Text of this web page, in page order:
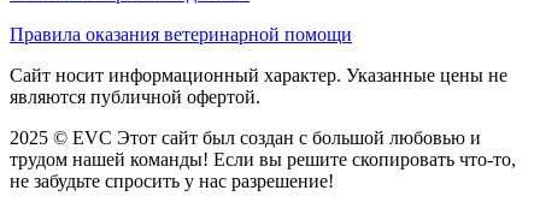
Правила оказания ветеринарной помощи
Сайт носит информационный характер. Указанные цены не
являются публичной офертой.
2025 © EVC Этот сайт был создан с большой любовью и
трудом нашей команды! Если вы решите скопировать что-то,
не забудьте спросить у нас разрешение!